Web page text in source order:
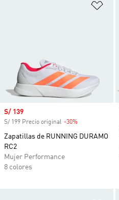
Precio de venta
S/ 139
S/ 199 Precio original -30%
Zapatillas de RUNNING DURAMO
RC2
Mujer Performance
8 colores